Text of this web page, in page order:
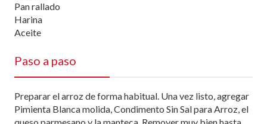
Pan rallado
Harina
Aceite
Paso a paso
Preparar el arroz de forma habitual. Una vez listo, agregar
Pimienta Blanca molida, Condimento Sin Sal para Arroz, el